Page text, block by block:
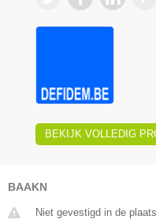
BEKIJK VOLLEDIG
BAAKN
Niet gevestigd in de